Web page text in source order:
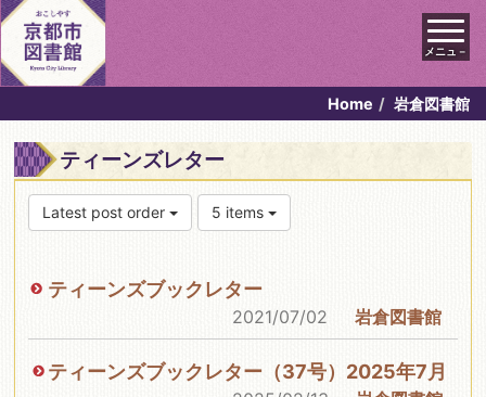
メニュ－
Home 岩倉図書館
ティーンズレター
Latest post order 5 items
ティーンズブックレター
2021/07/02 岩倉図書館
ティーンズブックレター（37号）2025年7月